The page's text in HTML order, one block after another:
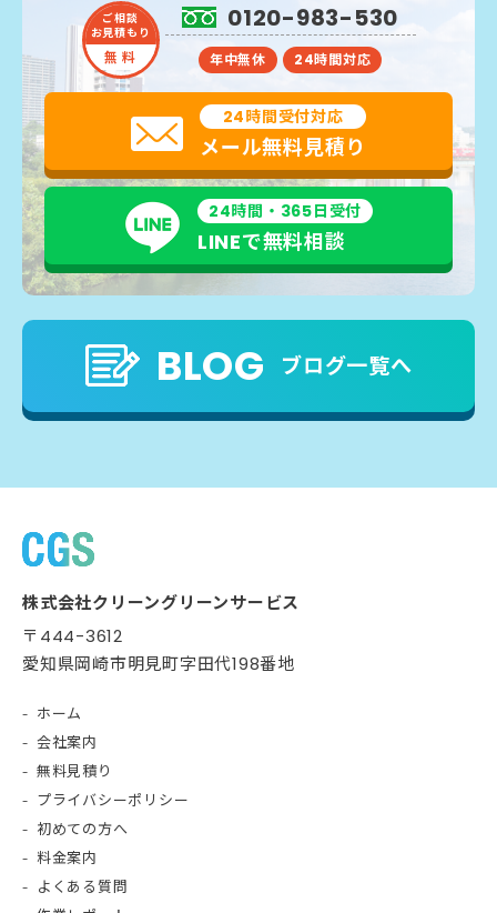
ご相談
お見積もり
無 料
0120-983-530
年中無休 24時間対応
24時間受付対応
メール無料見積り
24時間・365日受付
LINEで無料相談
BLOG ブログ一覧へ
株式会社クリーングリーンサービス
〒444-3612
愛知県岡崎市明見町字田代198番地
ホーム
会社案内
無料見積り
プライバシーポリシー
初めての方へ
料金案内
よくある質問